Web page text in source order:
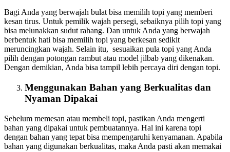
Bagi Anda yang berwajah bulat bisa memilih topi yang memberi
kesan tirus. Untuk pemilik wajah persegi, sebaiknya pilih topi yang
bisa melunakkan sudut rahang. Dan untuk Anda yang berwajah
berbentuk hati bisa memilih topi yang berkesan sedikit
meruncingkan wajah. Selain itu, sesuaikan pula topi yang Anda
pilih dengan potongan rambut atau model jilbab yang dikenakan.
Dengan demikian, Anda bisa tampil lebih percaya diri dengan topi.
Menggunakan Bahan yang Berkualitas dan
Nyaman Dipakai
Sebelum memesan atau membeli topi, pastikan Anda mengerti
bahan yang dipakai untuk pembuatannya. Hal ini karena topi
dengan bahan yang tepat bisa mempengaruhi kenyamanan. Apabila
bahan yang digunakan berkualitas, maka Anda pasti akan memakai